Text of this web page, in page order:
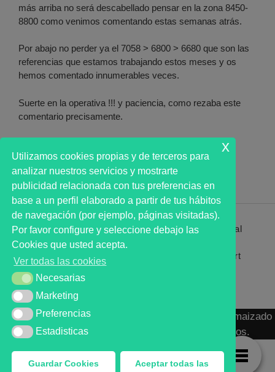
más arriba no será descabellado pensar en la zona 8450-
8800 como venimos comentando estas semanas atrás.
Por abajo no perder ya el 7058 > 6800 > 6680 que son las
referencias que estamos trabajando estos meses y os
hemos comentado innumerables veces.
Suerte en la operativa !!! y paciencia, como rezaba este
comentario precisamente.
Primer analista bursátil automatizado profesional
que ayuda a la decisión | First automated stock
markets analyst software as a desission support
system.
MARKT ADVISOR ® 2016 :: Análisis Bursátil Automaizado
de Activos Cotizados en Mercados Organizados.
Utilizamos cookies propias y de terceros para
analizar nuestros servicios y mostrarte
publicidad relacionada con tus preferencias en
base a un perfil elaborado a partir de tus hábitos
de navegación (por ejemplo, páginas visitadas).
Por favor configure y seleccione debajo las
Cookies que usted acepta.
Ver todas las cookies
NecesariasNecesarias
MarketingMarketing
Preferencias
Preferencias
Estadisticas
Estadisticas
Guardar Cookies Aceptar todas las
x